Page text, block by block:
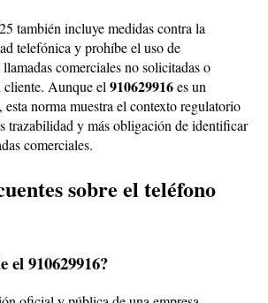
también incluye medidas contra la
telefónica y prohíbe el uso de
comerciales no solicitadas o
cliente. Aunque el910629916es un
norma muestra el contexto regulatorio
trazabilidad y más obligación de identificar
comerciales.
sobre el teléfono
el 910629916?